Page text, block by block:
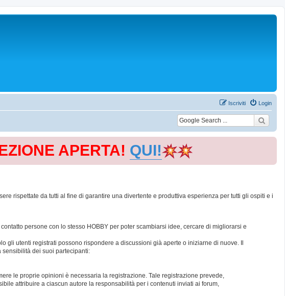
Login
Iscriviti
APERTA! QUI!
rispettate da tutti al fine di garantire una divertente e produttiva esperienza per tutti gli ospiti e i
persone con lo stesso HOBBY per poter scambiarsi idee, cercare di migliorarsi e
utenti registrati possono rispondere a discussioni già aperte o iniziarne di nuove. Il
sensibilità dei suoi partecipanti:
le proprie opinioni è necessaria la registrazione. Tale registrazione prevede,
attribuire a ciascun autore la responsabilità per i contenuti inviati ai forum,